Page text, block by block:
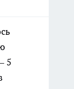
5